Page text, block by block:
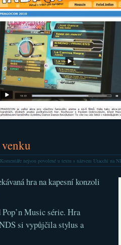
Komentáře nejsou povolenéu textu s názvem Utacchi na
hra na kapesní konzoli
Music série. Hra
si vypůjčila stylus a